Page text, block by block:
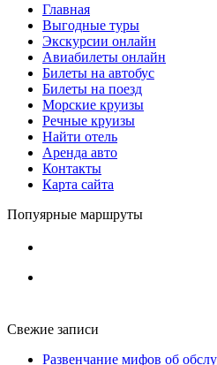
Главная
Выгодные туры
Экскурсии онлайн
Авиабилеты онлайн
Билеты на автобус
Билеты на поезд
Морские круизы
Речные круизы
Найти отель
Аренда авто
Контакты
Карта сайта
Попуярные маршруты
Свежие записи
Развенчание мифов об